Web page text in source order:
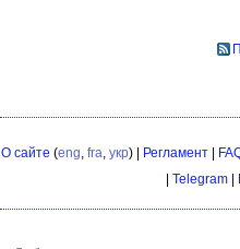
О сайте (eng fra укр) | Регламент|
| Telegram |